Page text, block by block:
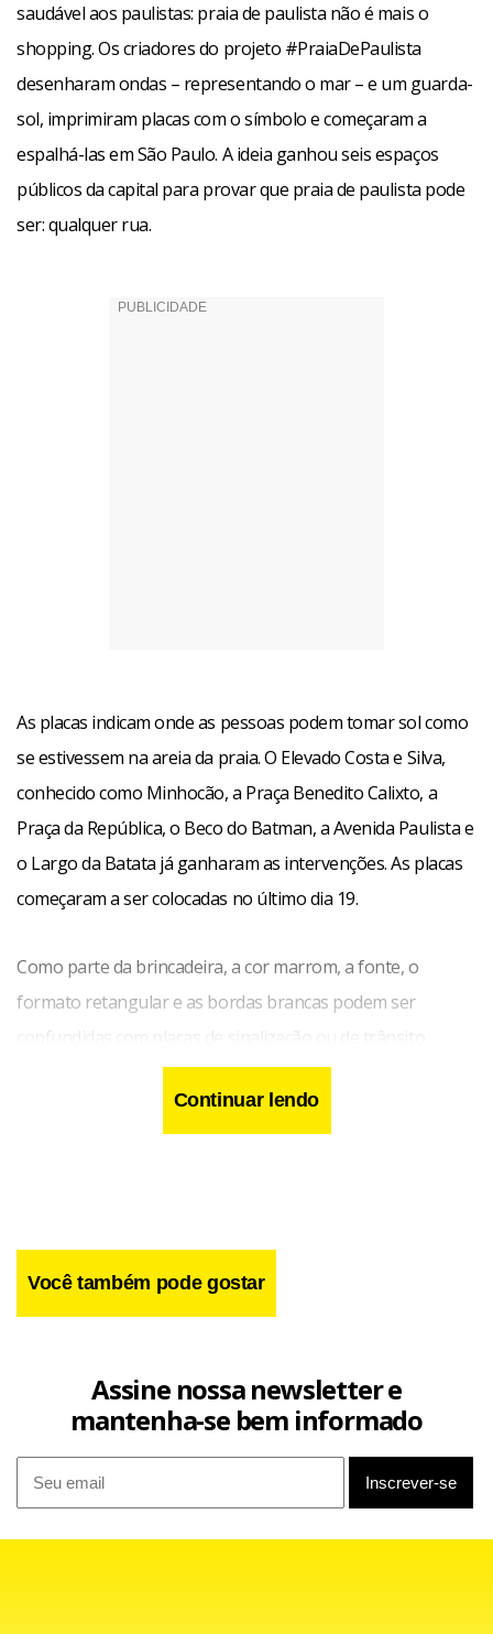
saudável aos paulistas: praia de paulista não é mais o
shopping. Os criadores do projeto #PraiaDePaulista
desenharam ondas – representando o mar – e um guarda-
sol, imprimiram placas com o símbolo e começaram a
espalhá-las em São Paulo. A ideia ganhou seis espaços
públicos da capital para provar que praia de paulista pode
ser: qualquer rua.
As placas indicam onde as pessoas podem tomar sol como
se estivessem na areia da praia. O Elevado Costa e Silva,
conhecido como Minhocão, a Praça Benedito Calixto, a
Praça da República, o Beco do Batman, a Avenida Paulista e
o Largo da Batata já ganharam as intervenções. As placas
começaram a ser colocadas no último dia 19.
Como parte da brincadeira, a cor marrom, a fonte, o
formato retangular e as bordas brancas podem ser
confundidas com placas de sinalização ou de trânsito
Continuar lendo
Você também pode gostar
Assine nossa newsletter e
mantenha-se bem informado